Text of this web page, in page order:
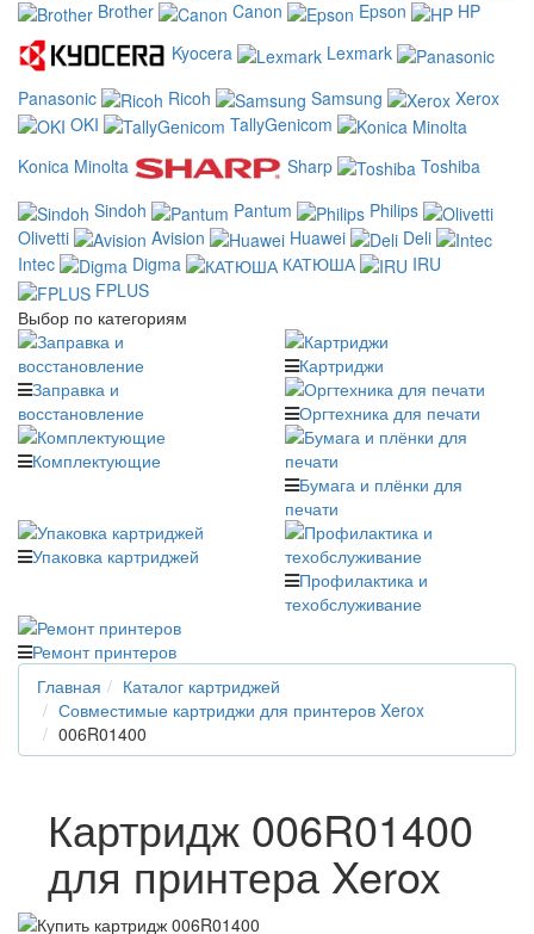
Brother
Canon Epson
HP
Kyocera
Lexmark
Panasonic
Ricoh Samsung
Xerox
OKI
TallyGenicom
Konica Minolta
Sharp
Toshiba
Sindoh
Pantum
Philips
Olivetti
Avision Huawei
Deli
Intec
Digma КАТЮША
IRU
FPLUS
Выбор по категориям
Заправка и
восстановление
Картриджи
Оргтехника для печати
Комплектующие
Бумага и плёнки для
печати
Упаковка картриджей
Профилактика и
техобслуживание
Ремонт принтеров
Главная
Каталог картриджей
Совместимые картриджи для принтеров Xerox
006R01400
Картридж 006R01400
для принтера Xerox